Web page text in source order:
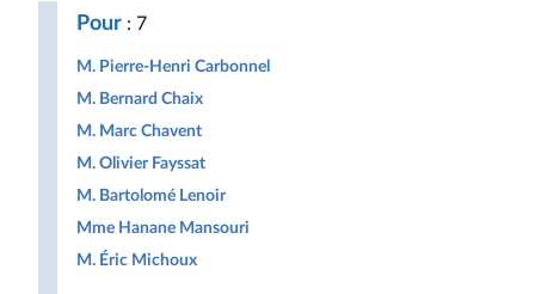
Pour : 7
M. Pierre-Henri Carbonnel
M. Bernard Chaix
M. Marc Chavent
M. Olivier Fayssat
M. Bartolomé Lenoir
Mme Hanane Mansouri
M. Éric Michoux